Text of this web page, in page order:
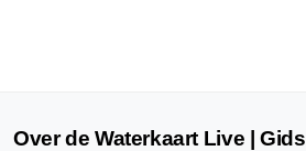
Over de Waterkaart Live | Gids